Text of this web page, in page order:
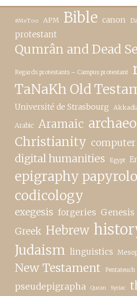
#MeToo APM Bible canon
protestant
Qumrân and Dead
Regards protestants – Campus protestant
TaNaKh Old
Université de Strasbourg
Arabic Aramaic
Christianity computer
digital humanities Egypt
epigraphy
codicology
exegesis forgeries Genesis
Greek Hebrew
Judaism linguistics
New Testament Pentateuch
pseudepigrapha Quran Syriac